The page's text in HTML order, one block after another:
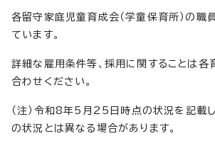
各留守家庭児童育成会（学童保育所）の職
ています。
詳細な雇用条件等、採用に関することは各
合わせください。
（注）令和8年5月25日時点の状況を記載
の状況とは異なる場合があります。